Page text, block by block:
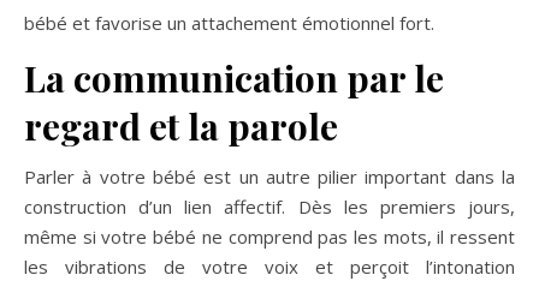
bébé et favorise un attachement émotionnel fort.
La communication par le
regard et la parole
Parler à votre bébé est un autre pilier important dans la
construction d’un lien affectif. Dès les premiers jours,
même si votre bébé ne comprend pas les mots, il ressent
les vibrations de votre voix et perçoit l’intonation